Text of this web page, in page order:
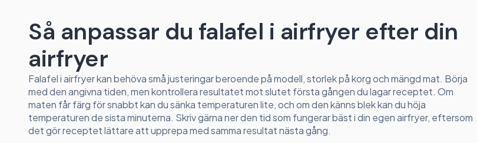
Så anpassar du falafel i airfryer efter din
airfryer
Falafel i airfryer kan behöva små justeringar beroende på modell, storlek på korg och mängd mat. Börja
med den angivna tiden, men kontrollera resultatet mot slutet första gången du lagar receptet. Om
maten får färg för snabbt kan du sänka temperaturen lite, och om den känns blek kan du höja
temperaturen de sista minuterna. Skriv gärna ner den tid som fungerar bäst i din egen airfryer, eftersom
det gör receptet lättare att upprepa med samma resultat nästa gång.